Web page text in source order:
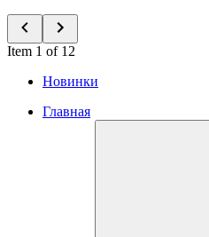
Item 1 of 12
Новинки
Главная